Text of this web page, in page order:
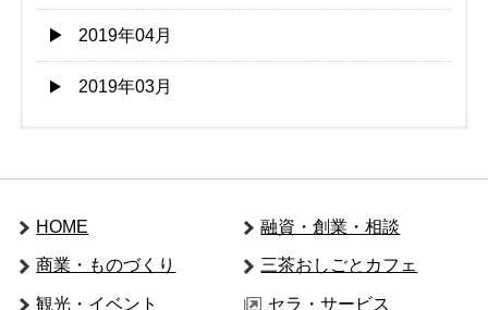
2019年04月
2019年03月
HOME 融資・創業・相談
商業・ものづくり 三茶おしごとカフェ
観光・イベント セラ・サービス